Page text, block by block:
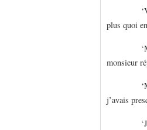
‘Vous
plus quoi
‘Mais
monsieur
‘Mais je
j’avais
‘Je